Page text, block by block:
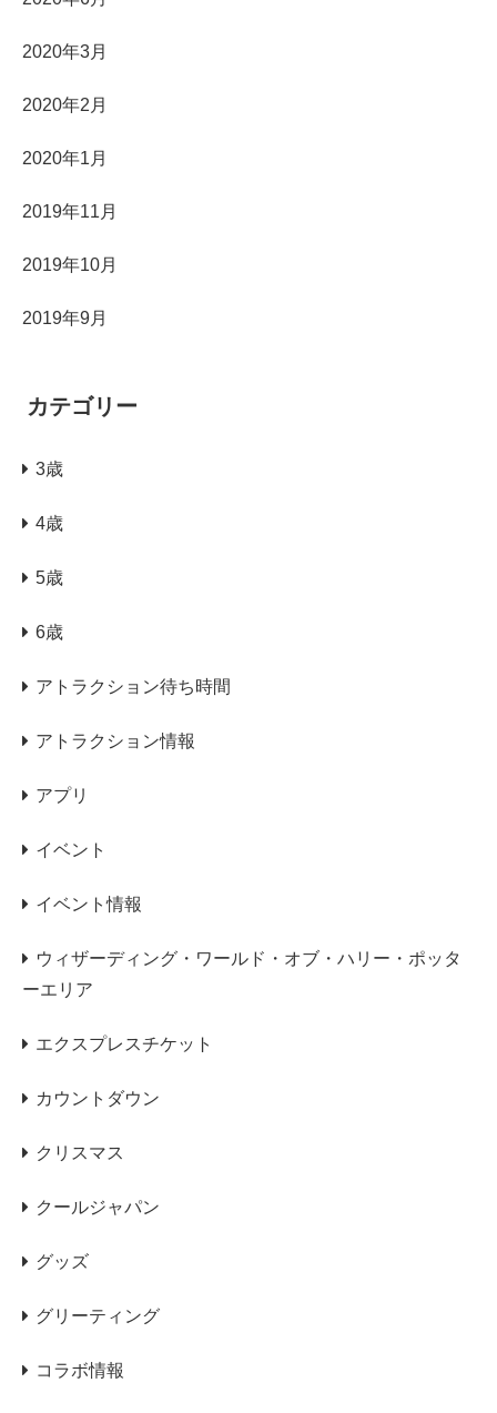
2020年3月
2020年2月
2020年1月
2019年11月
2019年10月
2019年9月
カテゴリー
3歳
4歳
5歳
6歳
アトラクション待ち時間
アトラクション情報
アプリ
イベント
イベント情報
ウィザーディング・ワールド・オブ・ハリー・ポッタ
ーエリア
エクスプレスチケット
カウントダウン
クリスマス
クールジャパン
グッズ
グリーティング
コラボ情報